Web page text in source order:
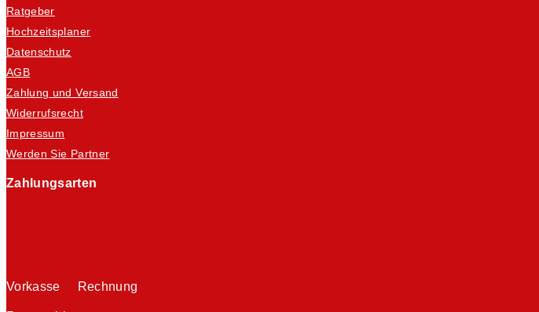
Ratgeber
Hochzeitsplaner
Datenschutz
AGB
Zahlung und Versand
Widerrufsrecht
Impressum
Werden Sie Partner
Zahlungsarten
Vorkasse Rechnung